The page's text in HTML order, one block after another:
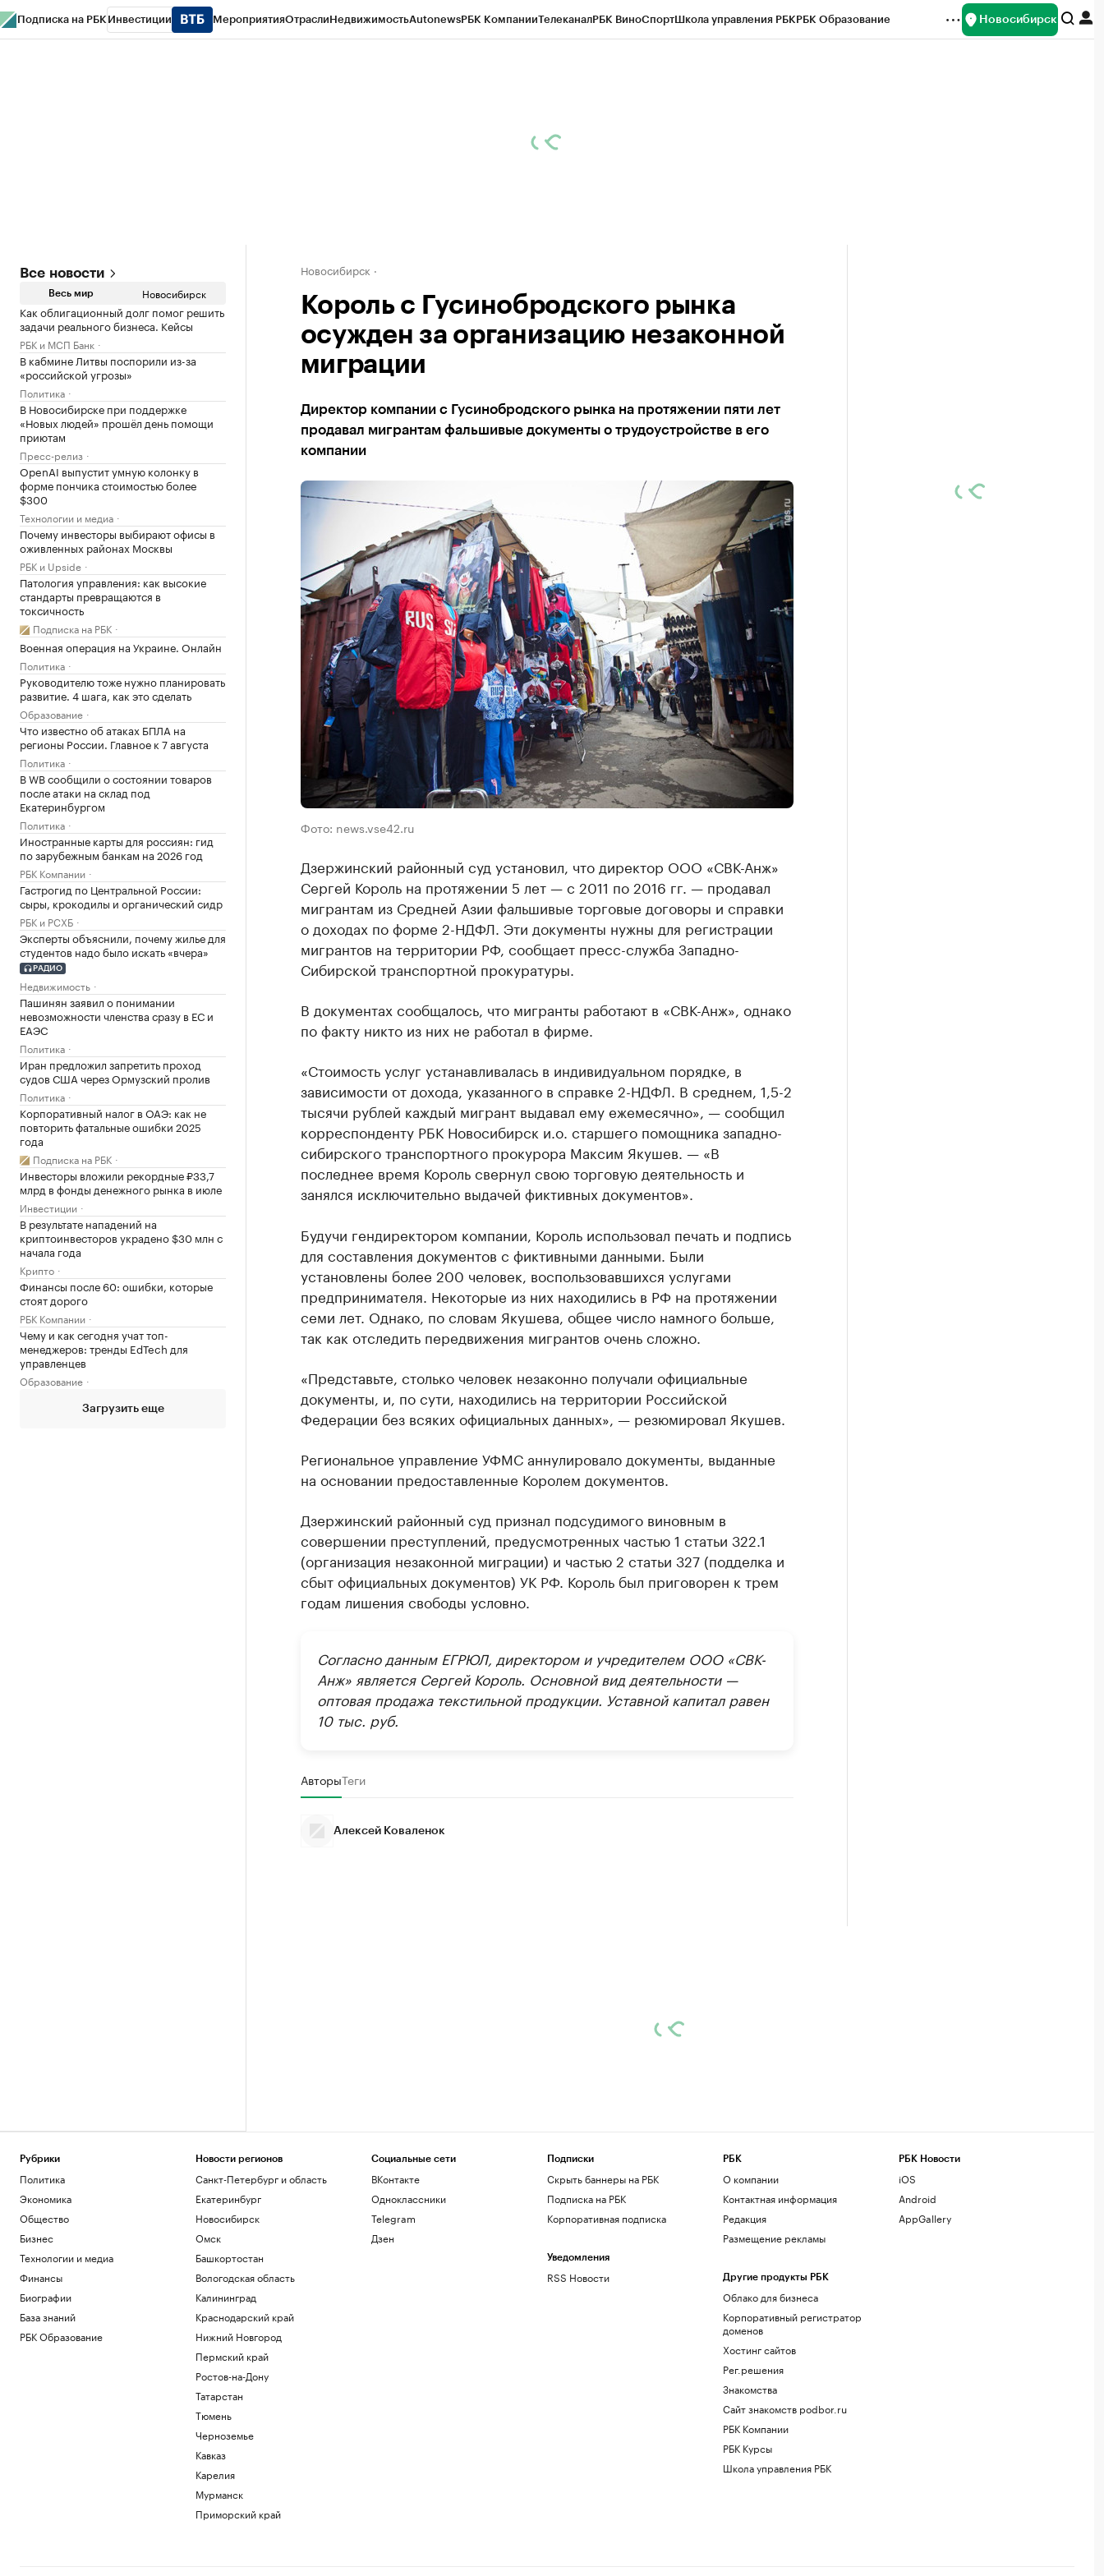
Подписка на РБК Инвестиции МероприятияОтраслиНедвижимостьAutonewsРБК КомпанииТелеканалРБК ВиноСпортШкола управления РБКРБК Образование Новосибирск
Все новости
Весь мир Новосибирск
Как облигационный долг помог решить
задачи реального бизнеса. Кейсы
РБК и МСП Банк
В кабмине Литвы поспорили из-за
«российской угрозы»
Политика
В Новосибирске при поддержке
«Новых людей» прошёл день помощи
приютам
Пресс-релиз
OpenAI выпустит умную колонку в
форме пончика стоимостью более
$300
Технологии и медиа
Почему инвесторы выбирают офисы в
оживленных районах Москвы
РБК и Upside
Патология управления: как высокие
стандарты превращаются в
токсичность
Подписка на РБК
Военная операция на Украине. Онлайн
Политика
Руководителю тоже нужно планировать
развитие. 4 шага, как это сделать
Образование
Что известно об атаках БПЛА на
регионы России. Главное к 7 августа
Политика
В WB сообщили о состоянии товаров
после атаки на склад под
Екатеринбургом
Политика
Иностранные карты для россиян: гид
по зарубежным банкам на 2026 год
РБК Компании
Гастрогид по Центральной России:
сыры, крокодилы и органический сидр
РБК и РСХБ
Эксперты объяснили, почему жилье для
студентов надо было искать «вчера»
РАДИО
Недвижимость
Пашинян заявил о понимании
невозможности членства сразу в ЕС и
ЕАЭС
Политика
Иран предложил запретить проход
судов США через Ормузский пролив
Политика
Корпоративный налог в ОАЭ: как не
повторить фатальные ошибки 2025
года
Подписка на РБК
Инвесторы вложили рекордные ₽33,7
млрд в фонды денежного рынка в июле
Инвестиции
В результате нападений на
криптоинвесторов украдено $30 млн с
начала года
Крипто
Финансы после 60: ошибки, которые
стоят дорого
РБК Компании
Чему и как сегодня учат топ-
менеджеров: тренды EdTech для
управленцев
Образование
Загрузить еще
Новосибирск
Король с Гусинобродского рынка
осужден за организацию незаконной
миграции
Директор компании с Гусинобродского рынка на протяжении пяти лет
продавал мигрантам фальшивые документы о трудоустройстве в его
компании
Фото: news.vse42.ru
Дзержинский районный суд установил, что директор ООО «СВК-Анж»
Сергей Король на протяжении 5 лет — с 2011 по 2016 гг. — продавал
мигрантам из Средней Азии фальшивые торговые договоры и справки
о доходах по форме 2-НДФЛ. Эти документы нужны для регистрации
мигрантов на территории РФ, сообщает пресс-служба Западно-
Сибирской транспортной прокуратуры.
В документах сообщалось, что мигранты работают в «СВК-Анж», однако
по факту никто из них не работал в фирме.
«Стоимость услуг устанавливалась в индивидуальном порядке, в
зависимости от дохода, указанного в справке 2-НДФЛ. В среднем, 1,5-2
тысячи рублей каждый мигрант выдавал ему ежемесячно», — сообщил
корреспонденту РБК Новосибирск и.о. старшего помощника западно-
сибирского транспортного прокурора Максим Якушев. — «В
последнее время Король свернул свою торговую деятельность и
занялся исключительно выдачей фиктивных документов».
Будучи гендиректором компании, Король использовал печать и подпись
для составления документов с фиктивными данными. Были
установлены более 200 человек, воспользовавшихся услугами
предпринимателя. Некоторые из них находились в РФ на протяжении
семи лет. Однако, по словам Якушева, общее число намного больше,
так как отследить передвижения мигрантов очень сложно.
«Представьте, столько человек незаконно получали официальные
документы, и, по сути, находились на территории Российской
Федерации без всяких официальных данных», — резюмировал Якушев.
Региональное управление УФМС аннулировало документы, выданные
на основании предоставленные Королем документов.
Дзержинский районный суд признал подсудимого виновным в
совершении преступлений, предусмотренных частью 1 статьи 322.1
(организация незаконной миграции) и частью 2 статьи 327 (подделка и
сбыт официальных документов) УК РФ. Король был приговорен к трем
годам лишения свободы условно​.
Согласно данным ЕГРЮЛ, директором и учредителем ООО «СВК-
Анж» является Сергей Король. Основной вид деятельности —
оптовая продажа текстильной продукции. Уставной капитал равен
10 тыс. руб.
АвторыТеги
Алексей Коваленок
Рубрики
Политика
Экономика
Общество
Бизнес
Технологии и медиа
Финансы
Биографии
База знаний
РБК Образование
Новости регионов
Санкт-Петербург и область
Екатеринбург
Новосибирск
Омск
Башкортостан
Вологодская область
Калининград
Краснодарский край
Нижний Новгород
Пермский край
Ростов-на-Дону
Татарстан
Тюмень
Черноземье
Кавказ
Карелия
Мурманск
Приморский край
Социальные сети
ВКонтакте
Одноклассники
Telegram
Дзен
Подписки
Скрыть баннеры на РБК
Подписка на РБК
Корпоративная подписка
Уведомления
RSS Новости
РБК
О компании
Контактная информация
Редакция
Размещение рекламы
Другие продукты РБК
Облако для бизнеса
Корпоративный регистратор
доменов
Хостинг сайтов
Рег.решения
Знакомства
Сайт знакомств podbor.ru
РБК Компании
РБК Курсы
Школа управления РБК
РБК Новости
iOS
Android
AppGallery